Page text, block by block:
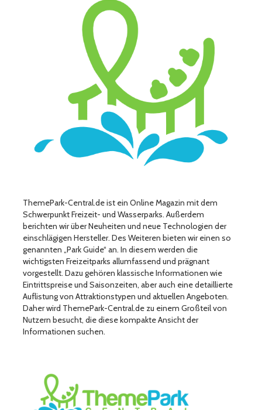
ThemePark-Central.de ist ein Online Magazin mit dem
Schwerpunkt Freizeit- und Wasserparks. Außerdem
berichten wir über Neuheiten und neue Technologien der
einschlägigen Hersteller. Des Weiteren bieten wir einen so
genannten „Park Guide“ an. In diesem werden die
wichtigsten Freizeitparks allumfassend und prägnant
vorgestellt. Dazu gehören klassische Informationen wie
Eintrittspreise und Saisonzeiten, aber auch eine detaillierte
Auflistung von Attraktionstypen und aktuellen Angeboten.
Daher wird ThemePark-Central.de zu einem Großteil von
Nutzern besucht, die diese kompakte Ansicht der
Informationen suchen.